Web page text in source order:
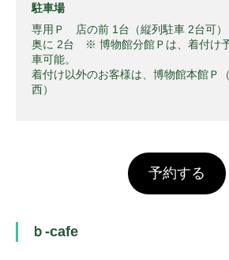
駐車場
専用Ｐ 店の前 1台（縦列駐車 2台可）
奥に 2台 ※ 博物館分館Ｐは、着付け
車可能。
着付け以外のお客様は、博物館本館Ｐ
西）
予約する
ｂ-cafe